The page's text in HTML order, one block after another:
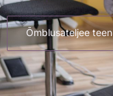
Õmblusateljee